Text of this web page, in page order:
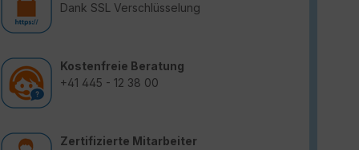
Dank SSL Verschlüsselung
Kostenfreie Beratung
+41 445 - 12 38 00
Zertifizierte Mitarbeiter